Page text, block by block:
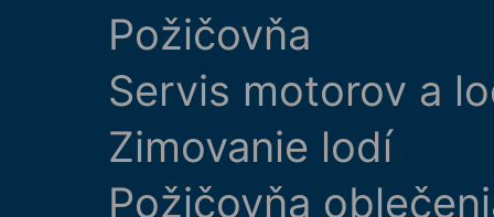
Požičovňa
Servis motorov a
Zimovanie lodí
Požičovňa